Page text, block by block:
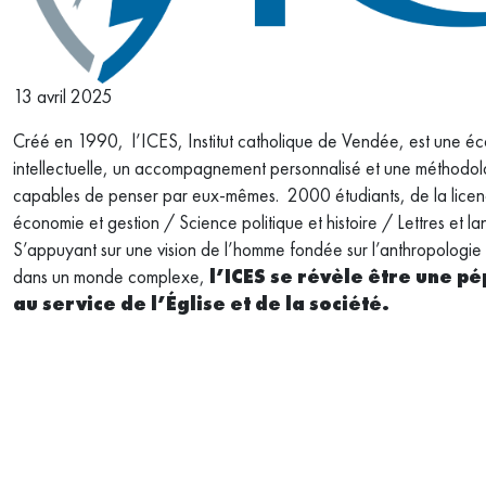
13 avril 2025
Créé en 1990, l’ICES, Institut catholique de Vendée, est une
intellectuelle, un accompagnement personnalisé et une
capables de penser par eux-mêmes. 2000 étudiants, de la
économie et gestion / Science politique et histoire / Lettres
S’appuyant sur une vision de l’homme fondée sur
dans un monde complexe, l’ICES se révèle être une
au service de l’Église et de la société.